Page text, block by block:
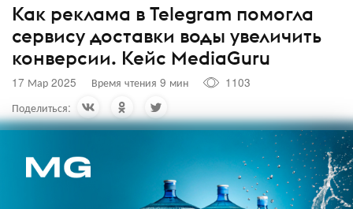
Как реклама в Telegram помогла
сервису доставки воды увеличить
конверсии. Кейс MediaGuru
17 Мар 2025 Время чтения 9 мин
1103
Поделиться: